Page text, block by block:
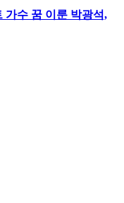
가수 꿈 이룬 박광석,